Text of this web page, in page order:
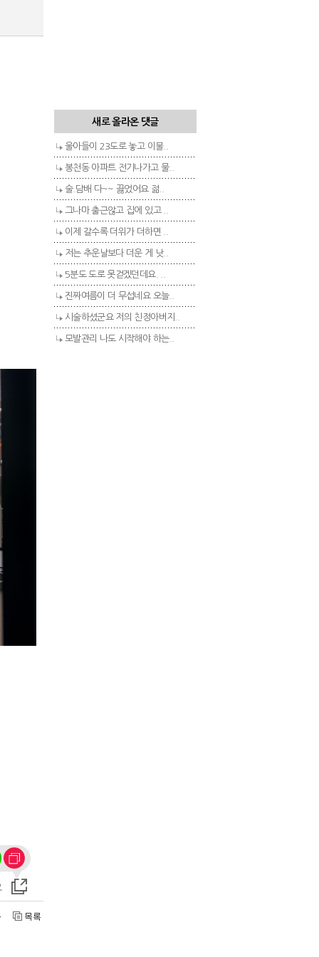
새로 올라온 댓글
울아들이 23도로 놓고 이불..
봉천동 아파트 전기나가고 물..
술.담배 다~~ 끓었어요 젊..
그나마 출근않고 집에 있고 ..
이제 갈수록 더위가 더하면 ..
저는 추운날보다 더운 게 낫..
5분도 도로 못걷겠던데요. ..
진짜여름이 더 무섭네요 오늘..
시술하셨군요 저의 친정아버지..
모발관리 나도 시작해야 하는..